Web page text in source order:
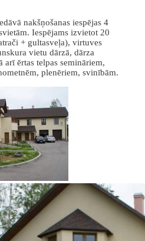
nakšņošanas iespējas 4
Iespējams izvietot 20
+ gultasveļa), virtuves
vietu dārzā, dārza
arī ērtas telpas semināriem,
plenēriem, svinībām.